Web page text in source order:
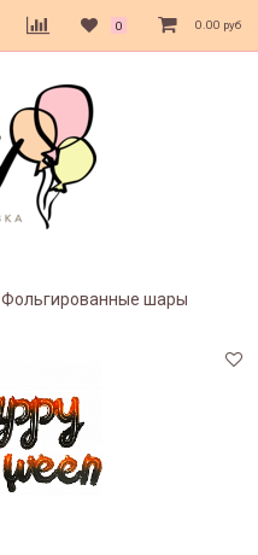
0 0.00 руб
Фольгированные шары